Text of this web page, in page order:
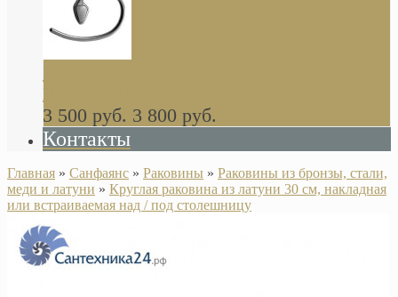
Khala Colombo аксессуары (серия) В
НАЛИЧИИ
3 500 руб. 3 800 руб.
Контакты
Главная » Санфаянс » Раковины » Раковины из бронзы, стали,
меди и латуни » Круглая раковина из латуни 30 см, накладная
или встраиваемая над / под столешницу